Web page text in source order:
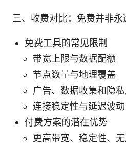
三、收费对比：免费并非
免费工具的常见限制
带宽上限与数据配额
节点数量与地理覆盖
广告、数据收集和隐
连接稳定性与延迟波动
付费方案的潜在优势
更高带宽、稳定性、